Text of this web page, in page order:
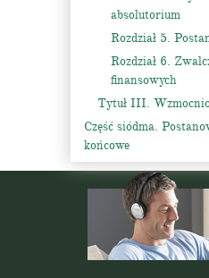
absolutorium
Rozdział 5.
Rozdział 6.
finansowych
Tytuł III.
Część siódma.
końcowe